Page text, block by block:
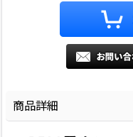
商品詳細